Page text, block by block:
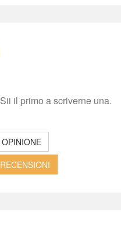
il primo a scriverne una.